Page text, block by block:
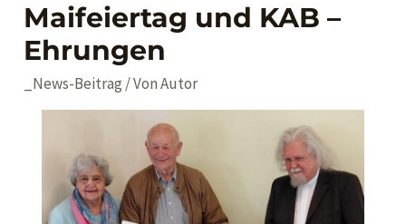
Maifeiertag und KAB –
Ehrungen
_News-Beitrag / VonAutor